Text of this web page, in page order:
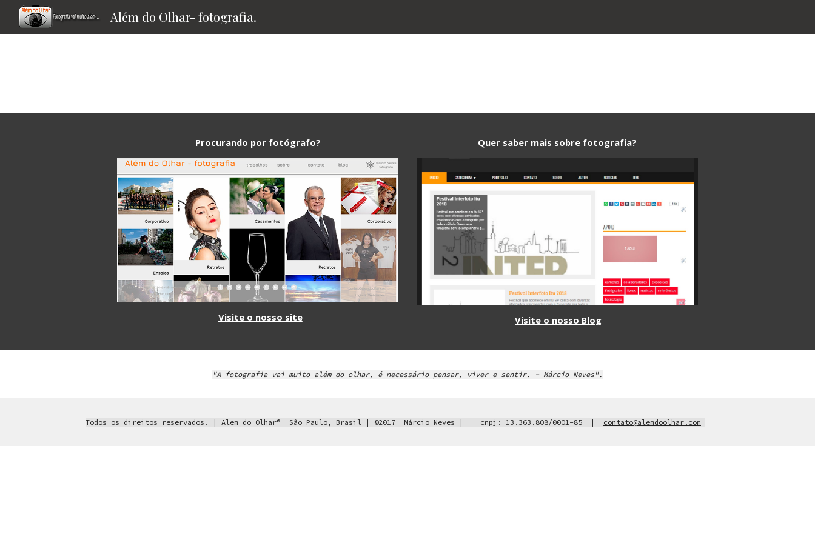
Além do Olhar- fotografia.
Procurando por fotógrafo?
Visite o nosso site
Quer saber mais sobre fotografia?
Visite o nosso Blog
"A fotografia vai muito além do olhar, é necessário pensar, viver e sentir. - Márcio Neves".
Todos os direitos reservados. | Alem do Olhar®  ﻿São Paulo, Brasil | ©2017  Márcio Neves |    cnpj: 13.363.808/0001-85  | contato@alemdoolhar.com